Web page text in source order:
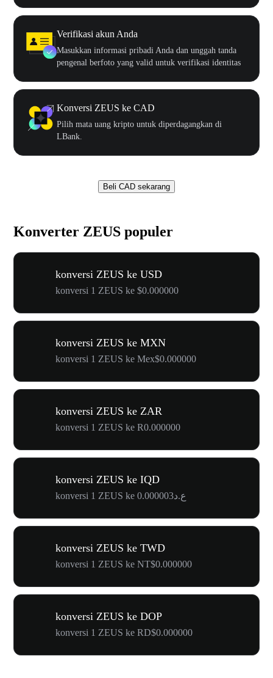
Verifikasi akun Anda
Masukkan informasi pribadi Anda dan unggah tanda
pengenal berfoto yang valid untuk verifikasi identitas
Konversi ZEUS ke CAD
Pilih mata uang kripto untuk diperdagangkan di
LBank.
Beli CAD sekarang
Konverter ZEUS populer
konversi ZEUS ke USD
konversi 1 ZEUS ke $0.000000
konversi ZEUS ke MXN
konversi 1 ZEUS ke Mex$0.000000
konversi ZEUS ke ZAR
konversi 1 ZEUS ke R0.000000
konversi ZEUS ke IQD
konversi 1 ZEUS ke ع.د0.000003
konversi ZEUS ke TWD
konversi 1 ZEUS ke NT$0.000000
konversi ZEUS ke DOP
konversi 1 ZEUS ke RD$0.000000